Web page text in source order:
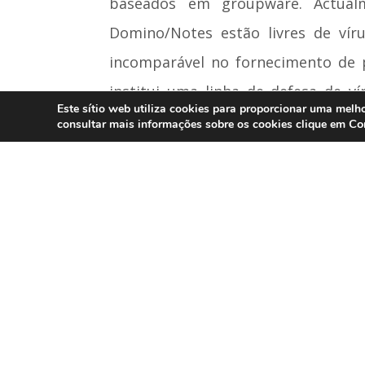
Domino/Notes estão livres de
incomparável no fornecimento
institui uma linha de defesa de
Domino são distribuídos em mais
Este sítio web utiliza cookies para proporcionar uma
consultar mais informações sobre os cookies clique em